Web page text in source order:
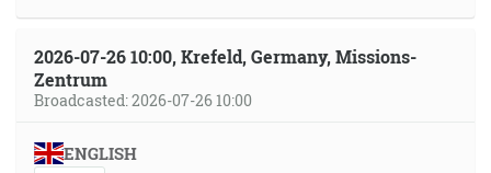
2026-07-26 10:00, Krefeld, Germany, Missions-
Zentrum
Broadcasted: 2026-07-26 10:00
ENGLISH